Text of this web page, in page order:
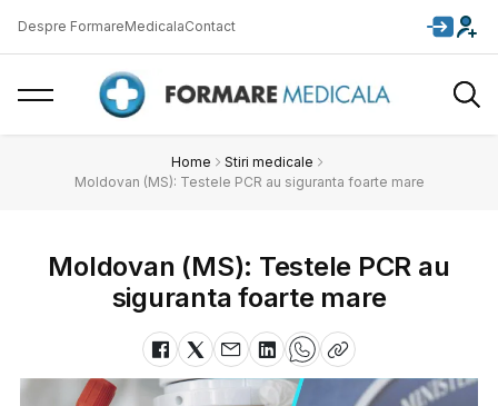
Despre FormareMedicalaContact
Home
Stiri medicale
Moldovan (MS): Testele PCR au siguranta foarte mare
Moldovan (MS): Testele PCR au
siguranta foarte mare